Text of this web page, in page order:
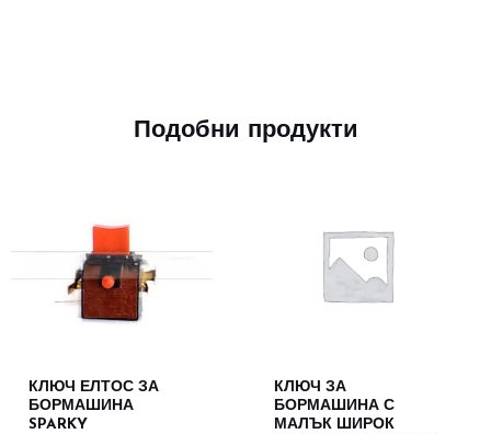
Подобни продукти
КЛЮЧ ЕЛТОС ЗА
БОРМАШИНА
SPARKY
КЛЮЧ ЗА
БОРМАШИНА С
МАЛЪК ШИРОК